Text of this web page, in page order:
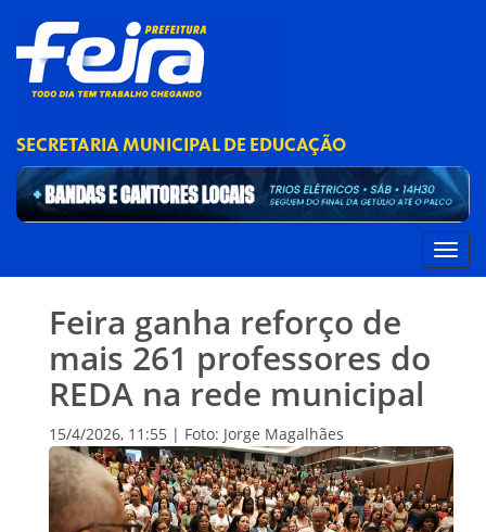
SECRETARIA MUNICIPAL DE EDUCAÇÃO
Feira ganha reforço de
mais 261 professores do
REDA na rede municipal
15/4/2026, 11:55 | Foto: Jorge Magalhães